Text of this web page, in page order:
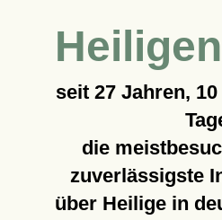
seit 27 Jahren,
die
zuverlässigste
über Heilige in